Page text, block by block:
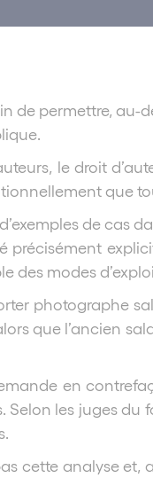
de permettre, au-
le droit
que
de cas
précisément
des modes
photographe
que l’ancien
en
les juges du
cette analyse et,